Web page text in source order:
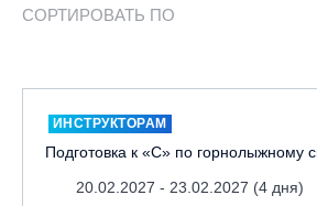
ЛЕКТОР
Александра Баринова
Андрей Кутырев
Анна Антонова
Антон Коваль
СОРТИРОВАТЬ ПО
ИНСТРУКТОРАМ
Подготовка к «С» по горнолыжному
20.02.2027 - 23.02.2027 (4 дня)